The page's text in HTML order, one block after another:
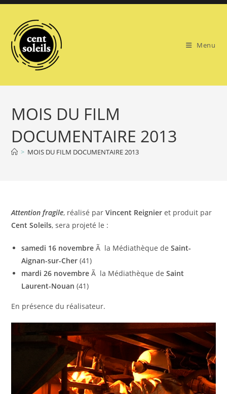
Skip
content
Menu
MOIS DU FILM
DOCUMENTAIRE 2013
> MOIS DU FILM DOCUMENTAIRE 2013
Attention fragile, réalisé parVincent Reignier et produit par
Cent Soleils, sera projeté le :
samedi 16 novembre Ã la Médiathèque deSaint-
Aignan-sur-Cher (41)
mardi 26 novembre Ã la Médiathèque deSaint
Laurent-Nouan (41)
En présence du réalisateur.